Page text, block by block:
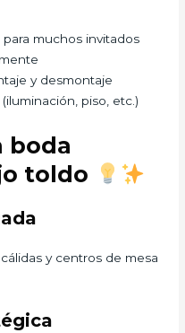
muchos invitados
y desmontaje
piso, etc.)
boda
toldo
y centros de mesa